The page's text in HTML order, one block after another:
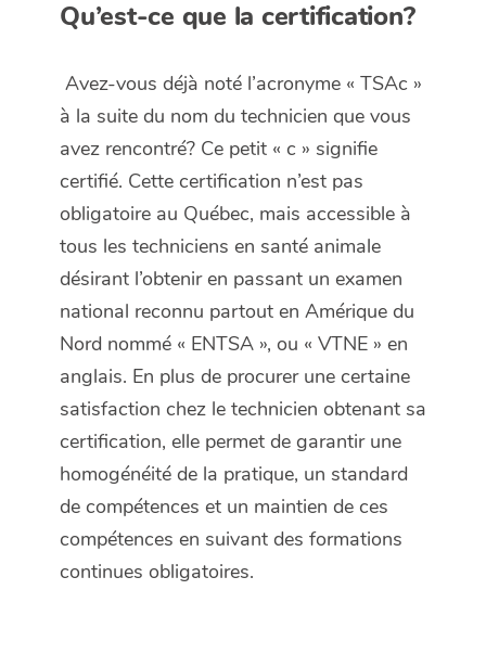
Qu’est-ce que la certification?
Avez-vous déjà noté l’acronyme « TSAc »
à la suite du nom du technicien que vous
avez rencontré? Ce petit « c » signifie
certifié. Cette certification n’est pas
obligatoire au Québec, mais accessible à
tous les techniciens en santé animale
désirant l’obtenir en passant un examen
national reconnu partout en Amérique du
Nord nommé « ENTSA », ou « VTNE » en
anglais. En plus de procurer une certaine
satisfaction chez le technicien obtenant sa
certification, elle permet de garantir une
homogénéité de la pratique, un standard
de compétences et un maintien de ces
compétences en suivant des formations
continues obligatoires.